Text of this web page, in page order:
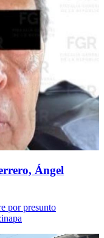
Ángel
por presunto